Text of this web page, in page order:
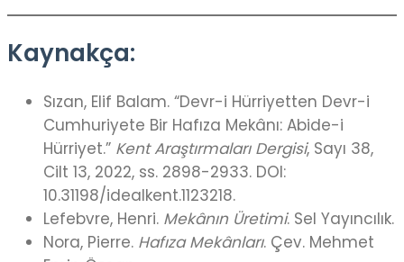
Kaynakça:
Sızan, Elif Balam. “Devr-i Hürriyetten Devr-i
Cumhuriyete Bir Hafıza Mekânı: Abide-i
Hürriyet.” Kent Araştırmaları Dergisi, Sayı 38,
Cilt 13, 2022, ss. 2898-2933. DOI:
10.31198/idealkent.1123218.
Lefebvre, Henri. Mekânın Üretimi. Sel Yayıncılık.
Nora, Pierre. Hafıza Mekânları. Çev. Mehmet